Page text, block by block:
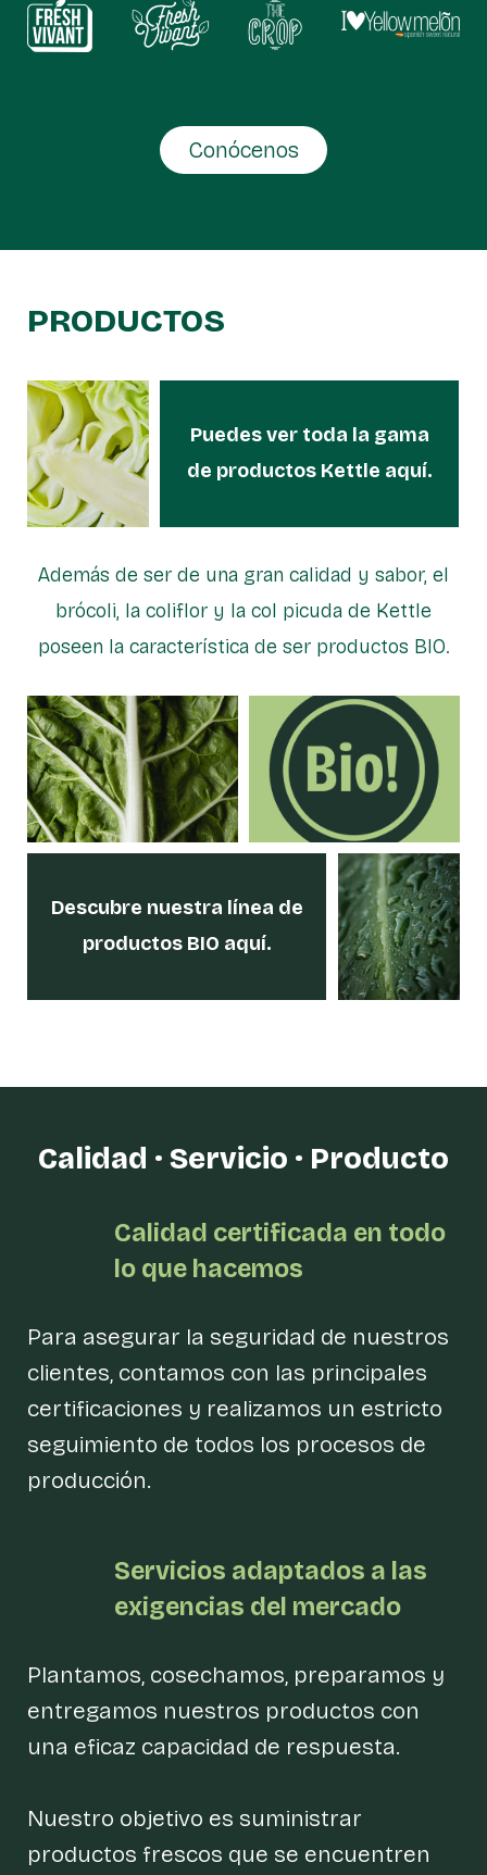
Conócenos
PRODUCTOS
Puedes ver toda la gama
de productos Kettle aquí.
Además de ser de una gran calidad y sabor, el
brócoli, la coliflor y la col picuda de Kettle
poseen la característica de ser productos BIO.
Descubre nuestra línea de
productos BIO aquí.
Calidad · Servicio · Producto
Calidad certificada en todo
lo que hacemos
Para asegurar la seguridad de nuestros
clientes, contamos con las principales
certificaciones y realizamos un estricto
seguimiento de todos los procesos de
producción.
Servicios adaptados a las
exigencias del mercado
Plantamos, cosechamos, preparamos y
entregamos nuestros productos con
una eficaz capacidad de respuesta.
Nuestro objetivo es suministrar
productos frescos que se encuentren